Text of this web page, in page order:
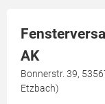
AK
Bonnerstr. 39,
Etzbach)